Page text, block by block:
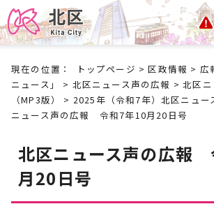
現在の位置： トップページ >区政情報 > 広
ニュース」
> 北区ニュース声の広報 >北区
（MP3版）
> 2025年（令和7年）北区ニュー
ニュース声の広報 令和7年10月20日号
北区ニュース声の広報
月20日号